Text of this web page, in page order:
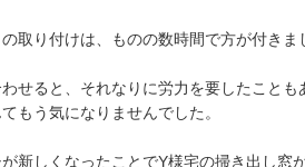
取り付けは、ものの数時間で方が付きま
せると、それなりに労力を要したこと
もう気になりませんでした。
新しくなったことでY様宅の掃き出し窓